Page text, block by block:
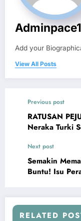
Adminpace1
Add your
View All Posts
Previous post
RATUSAN
Neraka Turki
Next post
Semakin
Buntu! Isu
RELATED